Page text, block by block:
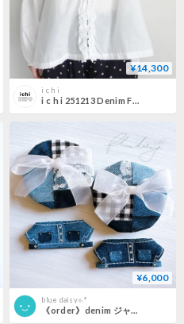
¥14,300
i c h i
i c h i 251213 Denim Frill Shirt / 2 COLORS
¥6,000
blue daisy⟡.*
《order》denim ジャケット・ベレー帽セット